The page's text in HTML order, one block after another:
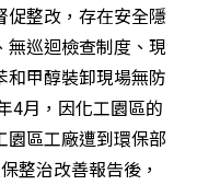
促整改，存在安全隱
無巡迴檢查制度、現
甲醇裝卸現場無防
4月，因化工園區的
區工廠遭到環保部
整治改善報告後，